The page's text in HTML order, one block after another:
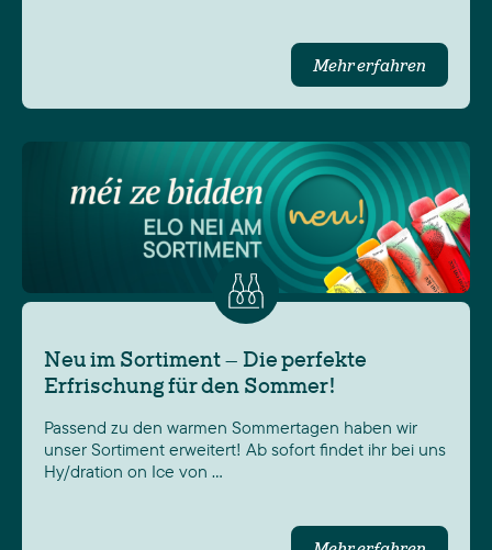
Mehr erfahren
Neu im Sortiment – Die perfekte
Erfrischung für den Sommer!
Passend zu den warmen Sommertagen haben wir
unser Sortiment erweitert! Ab sofort findet ihr bei uns
Hy/dration on Ice von …